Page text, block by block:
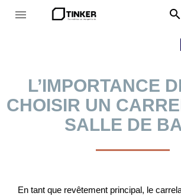
 search
L’IMPORTANCE
CHOISIR UN
SALLE DE
En tant que revêtement principal, le